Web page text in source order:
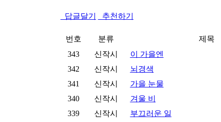
답글달기 추천하기
번호 분류
제목
343
신작시
이 가을엔
342
신작시
뇌경색
341
신작시
가을 눈물
340
신작시
겨울 비
339
신작시
부끄러운 일